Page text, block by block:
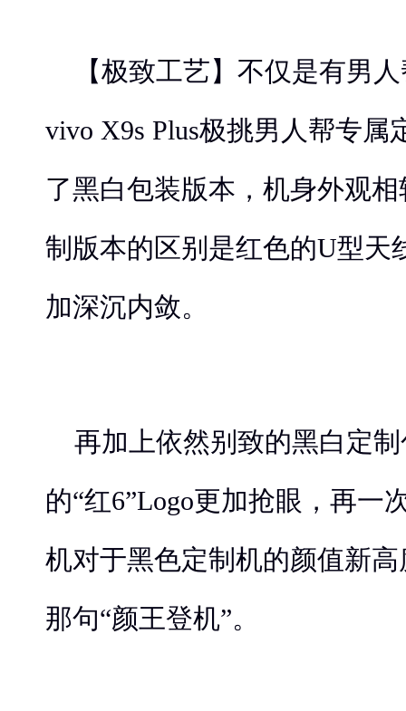
【极致工艺】不仅是有男
vivo X9s Plus极挑男人帮专属
了黑白包装版本，机身外观
制版本的区别是红色的U型天
加深沉内敛。
再加上依然别致的黑白定
的“红6”Logo更加抢眼，再一
机对于黑色定制机的颜值新
那句“颜王登机”。